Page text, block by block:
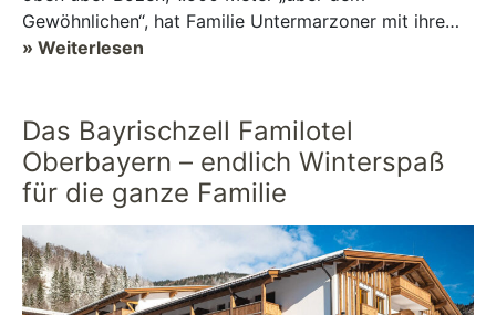
Gewöhnlichen“, hat Familie Untermarzoner mit ihrem
Hotel Tann ein Refugium gescha...
» Weiterlesen
Das Bayrischzell Familotel
Oberbayern – endlich Winterspaß
für die ganze Familie